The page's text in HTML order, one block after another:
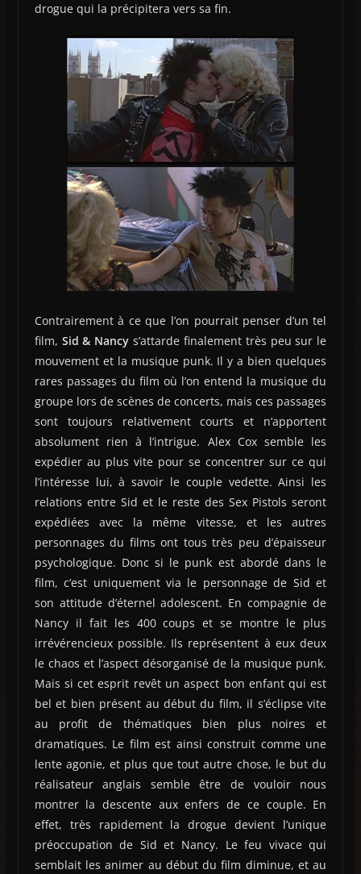
drogue qui la précipitera vers sa fin.
Contrairement à ce que l’on pourrait penser d’un tel
film, Sid & Nancy s’attarde finalement très peu sur le
mouvement et la musique punk. Il y a bien quelques
rares passages du film où l’on entend la musique du
groupe lors de scènes de concerts, mais ces passages
sont toujours relativement courts et n’apportent
absolument rien à l’intrigue. Alex Cox semble les
expédier au plus vite pour se concentrer sur ce qui
l’intéresse lui, à savoir le couple vedette. Ainsi les
relations entre Sid et le reste des Sex Pistols seront
expédiées avec la même vitesse, et les autres
personnages du films ont tous très peu d’épaisseur
psychologique. Donc si le punk est abordé dans le
film, c’est uniquement via le personnage de Sid et
son attitude d’éternel adolescent. En compagnie de
Nancy il fait les 400 coups et se montre le plus
irrévérencieux possible. Ils représentent à eux deux
le chaos et l’aspect désorganisé de la musique punk.
Mais si cet esprit revêt un aspect bon enfant qui est
bel et bien présent au début du film, il s’éclipse vite
au profit de thématiques bien plus noires et
dramatiques. Le film est ainsi construit comme une
lente agonie, et plus que tout autre chose, le but du
réalisateur anglais semble être de vouloir nous
montrer la descente aux enfers de ce couple. En
effet, très rapidement la drogue devient l’unique
préoccupation de Sid et Nancy. Le feu vivace qui
semblait les animer au début du film diminue, et au